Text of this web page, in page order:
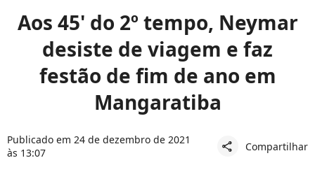
Aos 45' do 2º tempo, Neymar
desiste de viagem e faz
festão de fim de ano em
Mangaratiba
Publicado em 24 de dezembro de 2021
às 13:07
share Compartilhar